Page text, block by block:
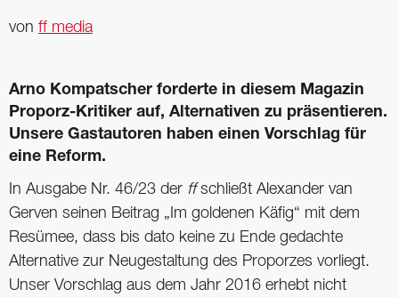
von ff media
Arno Kompatscher forderte in diesem Magazin
Proporz-Kritiker auf, Alternativen zu ­präsentieren.
Unsere Gastautoren haben einen Vorschlag für
eine Reform.
In Ausgabe Nr. 46/23 der ffschließt Alexander van
Gerven seinen Beitrag „Im goldenen Käfig“ mit dem
Resümee, dass bis dato keine zu Ende gedachte
Alternative zur Neugestaltung des Proporzes vorliegt.
Unser Vorschlag aus dem Jahr 2016 erhebt nicht